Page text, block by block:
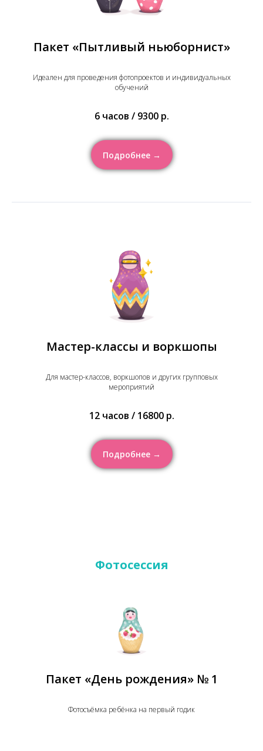
Пакет «Пытливый ньюборнист»
Идеален для проведения фотопроектов и индивидуальных
обучений
6 часов / 9300 р.
Подробнее →
Мастер-классы и воркшопы
Для мастер-классов, воркшопов и других групповых
мероприятий
12 часов / 16800 р.
Подробнее →
Фотосессия
Пакет «День рождения» № 1
Фотосъёмка ребёнка на первый годик